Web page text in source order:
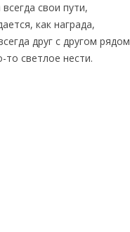
свои пути,
как награда,
друг с другом рядом
то светлое нести.